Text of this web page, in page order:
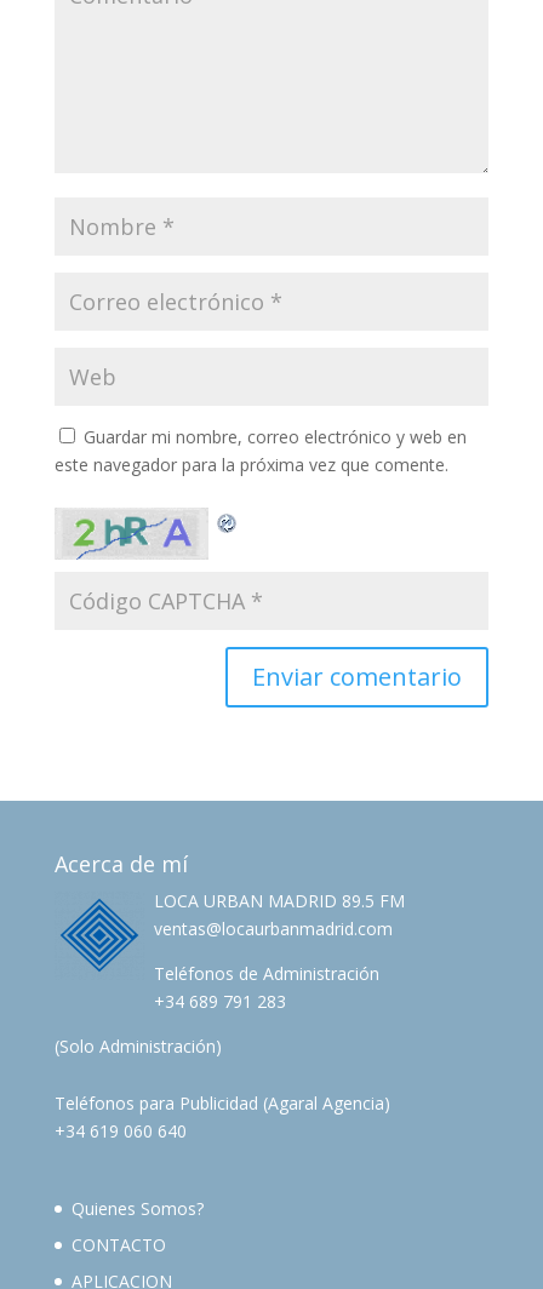
Guardar mi nombre, correo electrónico y web en
este navegador para la próxima vez que comente.
Acerca de mí
LOCA URBAN MADRID 89.5 FM
ventas@locaurbanmadrid.com
Teléfonos de Administración
+34 689 791 283
(Solo Administración)
Teléfonos para Publicidad (Agaral Agencia)
+34 619 060 640
Quienes Somos?
CONTACTO
APLICACION